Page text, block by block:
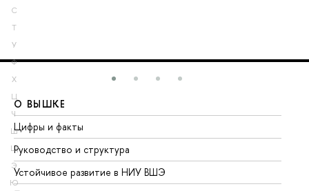
С
Т
У
Ф
Х
Ц
Ч
Ш
Щ
Э
Ю
О ВЫШКЕ
Цифры и факты
Руководство и структура
Устойчивое развитие в НИУ ВШЭ